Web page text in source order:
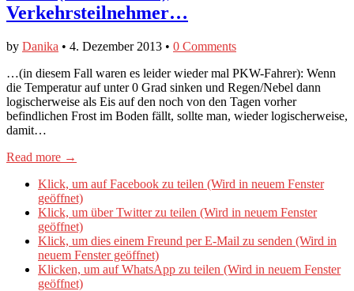
Verkehrsteilnehmer…
by Danika • 4. Dezember 2013 • 0 Comments
…(in diesem Fall waren es leider wieder mal PKW-Fahrer): Wenn
die Temperatur auf unter 0 Grad sinken und Regen/Nebel dann
logischerweise als Eis auf den noch von den Tagen vorher
befindlichen Frost im Boden fällt, sollte man, wieder logischerweise,
damit…
Read more →
Klick, um auf Facebook zu teilen (Wird in neuem Fenster
geöffnet)
Klick, um über Twitter zu teilen (Wird in neuem Fenster
geöffnet)
Klick, um dies einem Freund per E-Mail zu senden (Wird in
neuem Fenster geöffnet)
Klicken, um auf WhatsApp zu teilen (Wird in neuem Fenster
geöffnet)